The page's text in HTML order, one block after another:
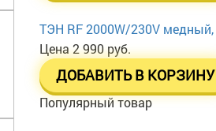
ТЭН RF 2000W/230V медный,
Цена 2 990 руб.
ДОБАВИТЬ В КОРЗИНУ
Популярный товар